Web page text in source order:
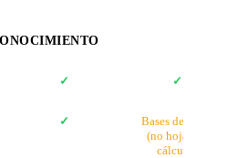
✓ ✓
✓
Bases de datos
(no hojas de
cálculo)